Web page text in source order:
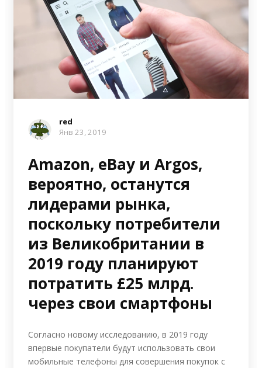
red
Янв 23, 2019
Amazon, eBay и Argos,
вероятно, останутся
лидерами рынка,
поскольку потребители
из Великобритании в
2019 году планируют
потратить £25 млрд.
через свои смартфоны
Согласно новому исследованию, в 2019 году
впервые покупатели будут использовать свои
мобильные телефоны для совершения покупок с